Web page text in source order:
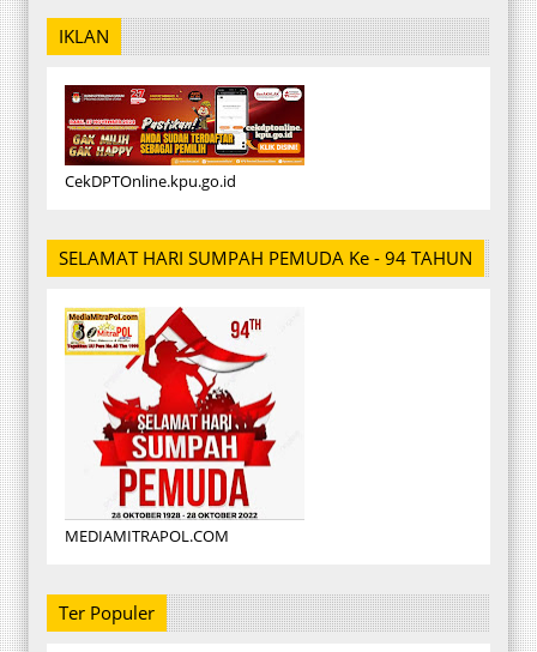
IKLAN
CekDPTOnline.kpu.go.id
SELAMAT HARI SUMPAH PEMUDA Ke - 94 TAHUN
MEDIAMITRAPOL.COM
Ter Populer